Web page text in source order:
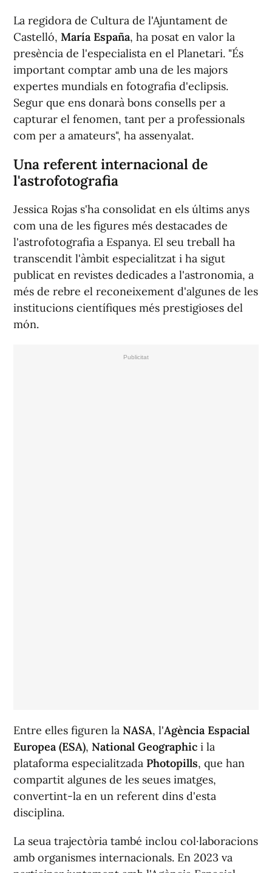
La regidora de Cultura de l'Ajuntament de
Castelló, María España, ha posat en valor la
presència de l'especialista en el Planetari. "És
important comptar amb una de les majors
expertes mundials en fotografia d'eclipsis.
Segur que ens donarà bons consells per a
capturar el fenomen, tant per a professionals
com per a amateurs", ha assenyalat.
Una referent internacional de
l'astrofotografia
Jessica Rojas s'ha consolidat en els últims anys
com una de les figures més destacades de
l'astrofotografia a Espanya. El seu treball ha
transcendit l'àmbit especialitzat i ha sigut
publicat en revistes dedicades a l'astronomia, a
més de rebre el reconeixement d'algunes de les
institucions científiques més prestigioses del
món.
Entre elles figuren la NASA, l'Agència Espacial
Europea (ESA), National Geographic i la
plataforma especialitzada Photopills, que han
compartit algunes de les seues imatges,
convertint-la en un referent dins d'esta
disciplina.
La seua trajectòria també inclou col·laboracions
amb organismes internacionals. En 2023 va